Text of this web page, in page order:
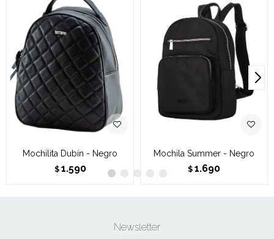
Mochilita Dubín - Negro
$ 1.590
Mochila Summer - Negro
$ 1.690
Newsletter